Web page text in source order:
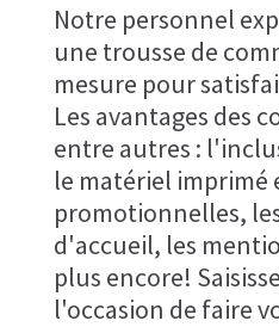
Notre personnel
une trousse de
mesure pour
Les avantages des
entre autres :
le matériel imprimé
promotionnelles,
d'accueil, les
plus encore!
l'occasion de faire